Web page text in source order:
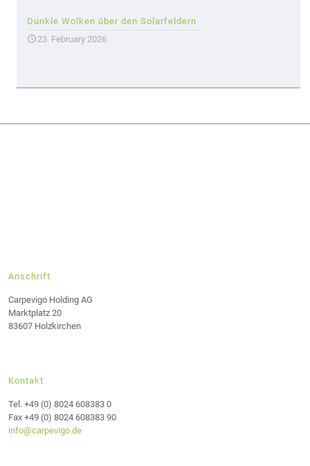
Dunkle Wolken über den Solarfeldern
23. February 2026
Anschrift
Carpevigo Holding AG
Marktplatz 20
83607 Holzkirchen
Kontakt
Tel. +49 (0) 8024 608383 0
Fax +49 (0) 8024 608383 90
info@carpevigo.de